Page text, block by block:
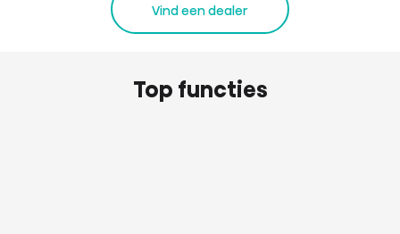
Vind een dealer
Top functies